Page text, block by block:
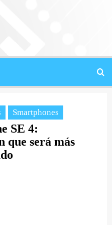
Smartphones
SE 4:
que será más